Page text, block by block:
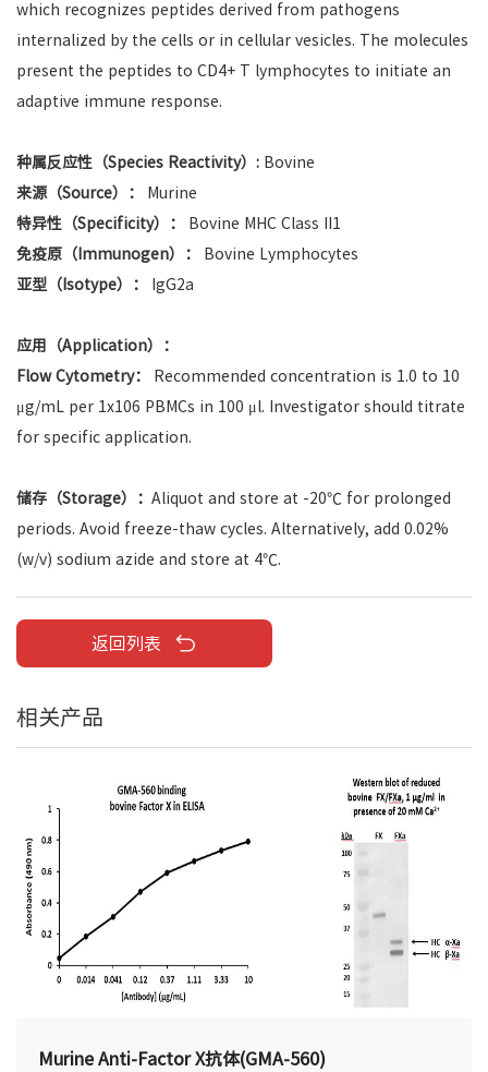
which recognizes peptides derived from pathogens
internalized by the cells or in cellular vesicles. The molecules
present the peptides to CD4+ T lymphocytes to initiate an
adaptive immune response.
种属反应性（Species Reactivity）: Bovine
来源（Source）：
Murine
特异性（Specificity）：
Bovine MHC Class II1
免疫原（Immunogen）：
Bovine Lymphocytes
亚型（Isotype）：
IgG2a
应用（Application）：
Flow Cytometry：
Recommended concentration is 1.0 to 10
μg/mL per 1x106 PBMCs in 100 μl. Investigator should titrate
for specific application.
储存（Storage）： Aliquot and store at -20℃ for prolonged
periods. Avoid freeze-thaw cycles. Alternatively, add 0.02%
(w/v) sodium azide and store at 4℃.
返回列表
相关产品
Murine Anti-Factor X抗体(GMA-560)